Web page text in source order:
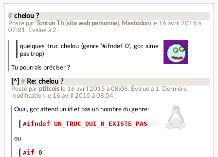
# chelou ?
Posté par Tonton Th (site web personnel , Mastodon) le 16 avril 2015 à
07:01 . Évalué à 2.
quelques truc chelou (genre '#ifndef 0', gcc aime
pas trop)
Tu pourrais préciser ?
[^] # Re: chelou ?
Posté par ptitcois le 16 avril 2015 à 08:06. Évalué à 1 .
Dernière
modification le 16 avril 2015 à 08:54.
Ouai, gcc attend un id et pas un nombre du genre:
#ifndef UN_TRUC_QUI_N_EXISTE_PAS
ou
#if 0